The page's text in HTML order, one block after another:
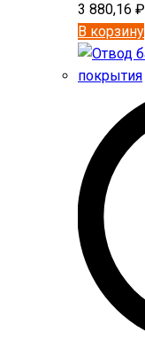
3 880,16 ₽
В корзину